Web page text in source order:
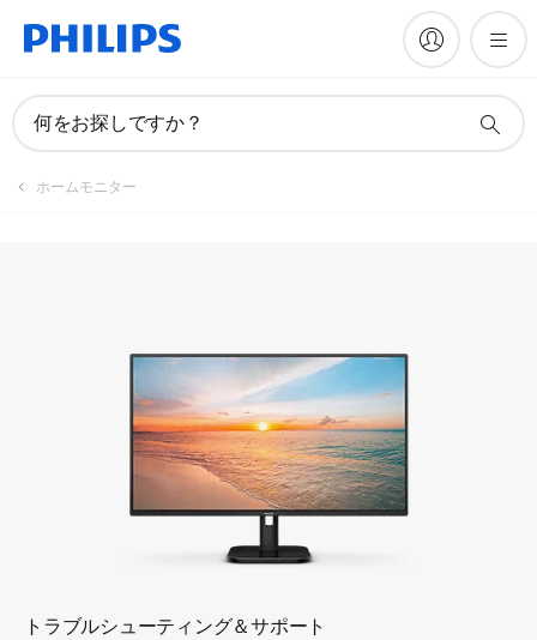
何をお探しですか？
ホームモニター
トラブルシューティング＆サポート
製品を登録